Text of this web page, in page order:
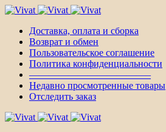
Доставка, оплата и сборка
Возврат и обмен
Пользовательское соглашение
Политика конфиденциальности
————————————–
Недавно просмотренные товары
Отследить заказ